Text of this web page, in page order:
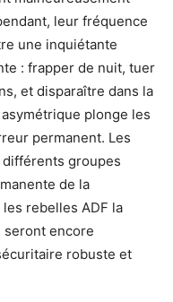
leur fréquence
une inquiétante
: frapper de nuit, tuer
et disparaître dans la
plonge les
permanent. Les
groupes
de la
rebelles ADF la
seront encore
robuste et